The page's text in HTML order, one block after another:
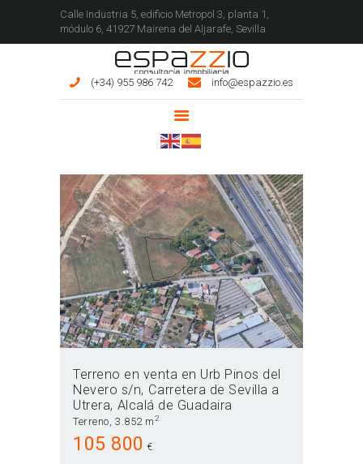
Calle Industria 5, edificio Metropol 3, planta 1,
módulo 6, 41927 Mairena del Aljarafe, Sevilla
(+34) 955 986 742 info@espazzio.es
ESPAZZIO INMOBILIARIA
INICIO
SERVICIOS
CONTACTO
Terreno en venta en Urb Pinos del
Nevero s/n Carretera de Sevilla a
Utrera Alcalá de Guadaira
Terreno 3.852 m2
105 800 €